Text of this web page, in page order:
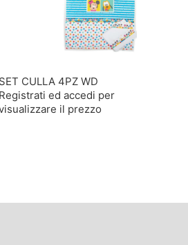
SET CULLA 4PZ WD
Registrati ed accedi per
il prezzo